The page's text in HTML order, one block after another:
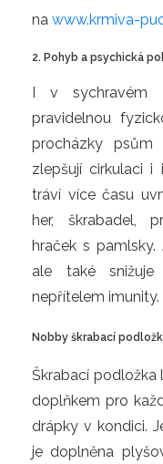
na www.krmiva-
2. Pohyb a psychická
I v sychravém
pravidelnou
procházky
zlepšují cirkulaci i
tráví více času
her, škrabadel,
hraček s pamlsky.
ale také
nepřítelem imunity.
Nobby škrabací
Škrabací
doplňkem pro
drápky v kondici.
je doplněna